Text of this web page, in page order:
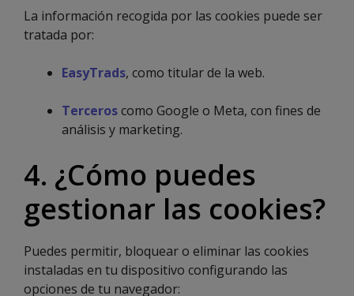
La información recogida por las cookies puede ser
tratada por:
EasyTrads, como titular de la web.
Terceroscomo Google o Meta, con fines de
análisis y marketing.
4. ¿Cómo puedes
gestionar las cookies?
Puedes permitir, bloquear o eliminar las cookies
instaladas en tu dispositivo configurando las
opciones de tu navegador: